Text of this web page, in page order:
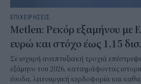
ΕΠΙΧΕΙΡΗΣΕΙΣ
Metlen: Ρεκόρ εξαμήνου με
ευρώ και στόχο έως 1,15 δισ.
Σε ισχυρή αναπτυξιακή τροχιά
εξάμηνο του 2026, καταγράφοντας
έσοδα, λειτουργική κερδοφορία και